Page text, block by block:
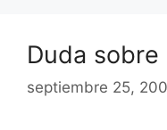
Duda sobre
septiembre 25,